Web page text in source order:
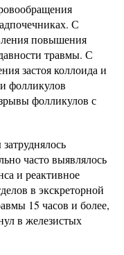
С
повышения
травмы. С
застоя коллоида и
фолликулов
фолликулов с
часто выявлялось
и реактивное
в экскреторной
15 часов и более,
в железистых